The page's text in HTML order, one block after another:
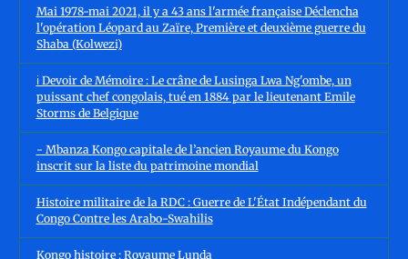
Mai 1978-mai 2021, il y a 43 ans l'armée française Déclencha
l'opération Léopard au Zaïre, Première et deuxième guerre du
Shaba (Kolwezi)
ℹ️ Devoir de Mémoire : Le crâne de Lusinga Lwa Ng'ombe, un
puissant chef congolais, tué en 1884 par le lieutenant Emile
Storms de Belgique
- Mbanza Kongo capitale de l’ancien Royaume du Kongo
inscrit sur la liste du patrimoine mondial
Histoire militaire de la RDC : Guerre de L'État Indépendant du
Congo Contre les Arabo-Swahilis
Kongo histoire : Royaume Lunda